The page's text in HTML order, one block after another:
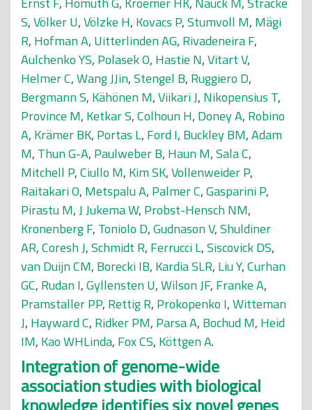
S,Völker U,Völzke H, Kovacs P,Stumvoll M, Mägi
R, Hofman A, Uitterlinden AG, Rivadeneira F,
Aulchenko YS, Polasek O, Hastie N,Vitart V,
Helmer C,Wang JJin,Stengel B, Ruggiero D,
Bergmann S, Kähönen M,Viikari J, Nikopensius T,
Province M, Ketkar S,Colhoun H, Doney A, Robino
A, Krämer BK, Portas L, Ford I, Buckley BM,Adam
M, Thun G-A, Paulweber B, Haun M,Sala C,
Mitchell P,Ciullo M, Kim SK,Vollenweider P,
Raitakari O, Metspalu A, Palmer C,Gasparini P,
Pirastu M,J Jukema W, Probst-Hensch NM,
Kronenberg F, Toniolo D,Gudnason V,Shuldiner
AR,Coresh J,Schmidt R, Ferrucci L,Siscovick DS,
van Duijn CM, Borecki IB, Kardia SLR, Liu Y,Curhan
GC, Rudan I,Gyllensten U,Wilson JF, Franke A,
Pramstaller PP, Rettig R, Prokopenko I,Witteman
J, Hayward C, Ridker PM, Parsa A, Bochud M, Heid
IM, Kao WHLinda, Fox CS, Köttgen A.
Integration of genome-wide
association studies with biological